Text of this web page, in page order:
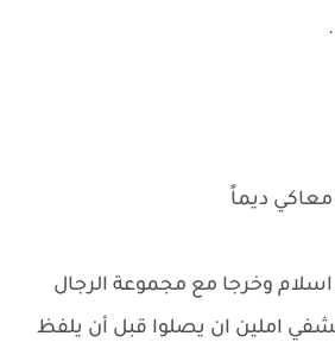
معاكي ديماً
وخرجا مع مجموعة الرجال
املين ان يصلوا قبل أن يلفظ